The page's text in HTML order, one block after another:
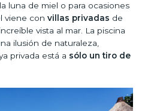
luna de miel o para ocasiones
viene convillas privadas de
vista al mar. La piscina
ilusión de naturaleza,
privada está a sólo un tiro de